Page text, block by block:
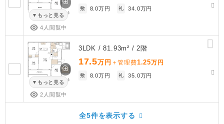
もっと見る
4人閲覧中
敷 8.0万円 礼 34.0万円
もっと見る
2人閲覧中
3LDK / 81.93m² / 2階
17.5万円 ＋管理費1.25万円
敷 8.0万円 礼 35.0万円
全5件を表示する